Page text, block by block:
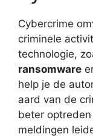
Cybercrime
criminele
technologie,
ransomware
help je de
aard van de
beter
meldingen